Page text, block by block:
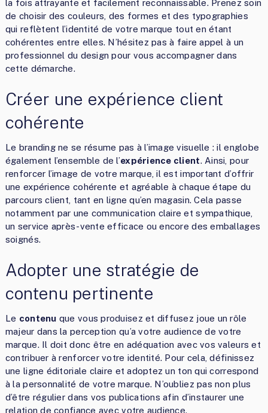
la fois attrayante et facilement reconnaissable. Prenez soin
de choisir des couleurs, des formes et des typographies
qui reflètent l’identité de votre marque tout en étant
cohérentes entre elles. N’hésitez pas à faire appel à un
professionnel du design pour vous accompagner dans
cette démarche.
Créer une expérience client
cohérente
Le branding ne se résume pas à l’image visuelle : il englobe
également l’ensemble de l’expérience client. Ainsi, pour
renforcer l’image de votre marque, il est important d’offrir
une expérience cohérente et agréable à chaque étape du
parcours client, tant en ligne qu’en magasin. Cela passe
notamment par une communication claire et sympathique,
un service après-vente efficace ou encore des emballages
soignés.
Adopter une stratégie de
contenu pertinente
Le contenu que vous produisez et diffusez joue un rôle
majeur dans la perception qu’a votre audience de votre
marque. Il doit donc être en adéquation avec vos valeurs et
contribuer à renforcer votre identité. Pour cela, définissez
une ligne éditoriale claire et adoptez un ton qui correspond
à la personnalité de votre marque. N’oubliez pas non plus
d’être régulier dans vos publications afin d’instaurer une
relation de confiance avec votre audience.